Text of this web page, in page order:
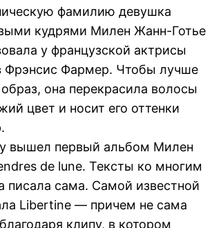
фамилию девушка
кудрями Милен Жанн-Готье
у французской актрисы
Фрэнсис Фармер. Чтобы лучше
она перекрасила волосы
цвет и носит его оттенки
вышел первый альбом Милен
de lune. Тексты ко многим
писала сама. Самой известной
Libertine — причем не сама
клипу, в котором